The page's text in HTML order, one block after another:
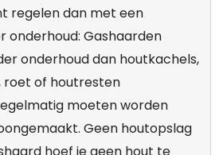
regelen dan met een
onderhoud: Gashaarden
onderhoud dan houtkachels,
roet of houtresten
moeten worden
Geen houtopslag
hoef je geen hout te